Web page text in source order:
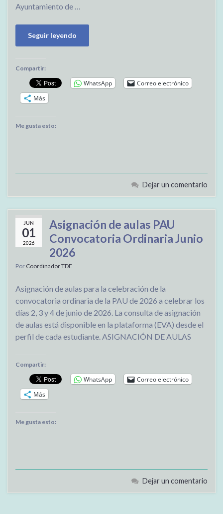
Ayuntamiento de …
Seguir leyendo
Compartir:
WhatsApp
Correo electrónico
Más
Me gusta esto:
Dejar un comentario
JUN
01
2026
Asignación de aulas PAU
Convocatoria Ordinaria Junio
2026
Por Coordinador TDE
Asignación de aulas para la celebración de la
convocatoria ordinaria de la PAU de 2026 a celebrar los
días 2, 3 y 4 de junio de 2026. La consulta de asignación
de aulas está disponible en la plataforma (EVA) desde el
perfil de cada estudiante. ASIGNACIÓN DE AULAS
Compartir:
WhatsApp
Correo electrónico
Más
Me gusta esto:
Dejar un comentario